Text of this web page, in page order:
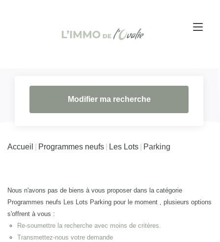
Modifier ma recherche
Accueil Programmes neufs Les Lots Parking
Nous n'avons pas de biens à vous proposer dans la catégorie
Programmes neufs Les Lots Parking pour le moment , plusieurs options
s'offrent à vous :
Re-soumettre la recherche avec moins de critères.
Transmettez-nous votre demande